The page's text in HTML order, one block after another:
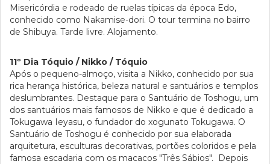
Misericórdia e rodeado de ruelas típicas da época Edo,
conhecido como Nakamise-dori. O tour termina no bairro
de Shibuya. Tarde livre. Alojamento.
11º Dia Tóquio / Nikko / Tóquio
Após o pequeno-almoço, visita a Nikko, conhecido por sua
rica herança histórica, beleza natural e santuários e templos
deslumbrantes. Destaque para o Santuário de Toshogu, um
dos santuários mais famosos de Nikko e que é dedicado a
Tokugawa Ieyasu, o fundador do xogunato Tokugawa. O
Santuário de Toshogu é conhecido por sua elaborada
arquitetura, esculturas decorativas, portões coloridos e pela
famosa escadaria com os macacos "Três Sábios". Depois